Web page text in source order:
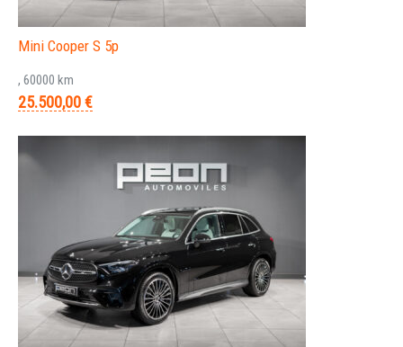
Mini Cooper S 5p
, 60000 km
25.500,00 €